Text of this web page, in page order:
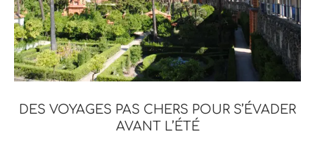
DES VOYAGES PAS CHERS POUR S’ÉVADER
AVANT L’ÉTÉ